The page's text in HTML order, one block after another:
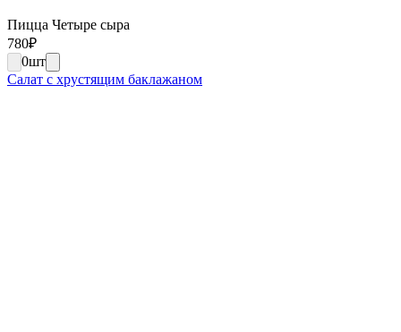
Пицца Четыре сыра
780₽
0шт
Салат с хрустящим баклажаном